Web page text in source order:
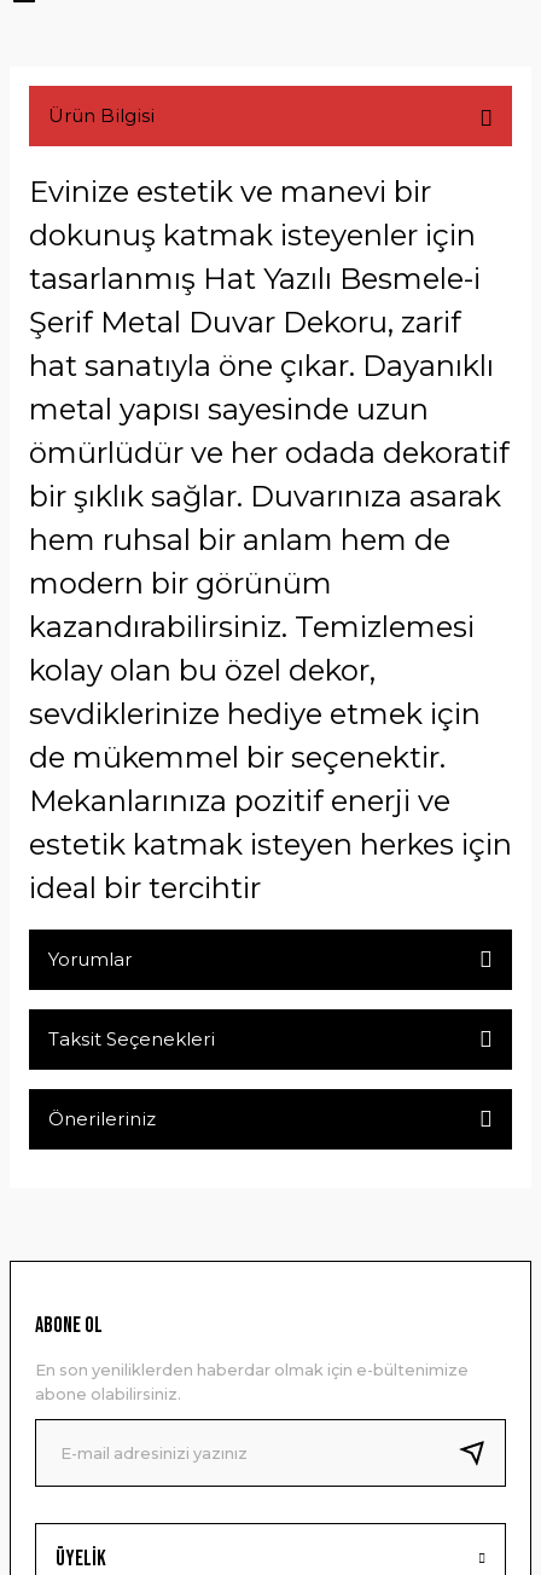
Ürün Bilgisi
Evinize estetik ve manevi bir
dokunuş katmak isteyenler için
tasarlanmış Hat Yazılı Besmele-i
Şerif Metal Duvar Dekoru, zarif
hat sanatıyla öne çıkar. Dayanıklı
metal yapısı sayesinde uzun
ömürlüdür ve her odada dekoratif
bir şıklık sağlar. Duvarınıza asarak
hem ruhsal bir anlam hem de
modern bir görünüm
kazandırabilirsiniz. Temizlemesi
kolay olan bu özel dekor,
sevdiklerinize hediye etmek için
de mükemmel bir seçenektir.
Mekanlarınıza pozitif enerji ve
estetik katmak isteyen herkes için
ideal bir tercihtir
Yorumlar
Taksit Seçenekleri
Önerileriniz
Ürün resmi kalitesiz, bozuk veya görüntülenemiyor.
Ürün bilgilerinde hatalar bulunuyor.
Ürün fiyatı diğer sitelerden daha pahalı.
Bu ürüne benzer farklı alternatifler olmalı.
Üyelik
ABONE OL
En son yeniliklerden haberdar olmak için e-bültenimize
abone olabilirsiniz.